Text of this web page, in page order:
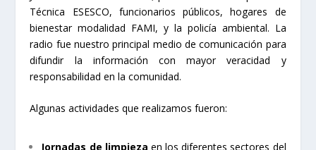
Técnica ESESCO, funcionarios públicos, hogares de
bienestar modalidad FAMI, y la policía ambiental. La
radio fue nuestro principal medio de comunicación para
difundir la información con mayor veracidad y
responsabilidad en la comunidad.
Algunas actividades que realizamos fueron:
Jornadas de limpieza en los diferentes sectores del